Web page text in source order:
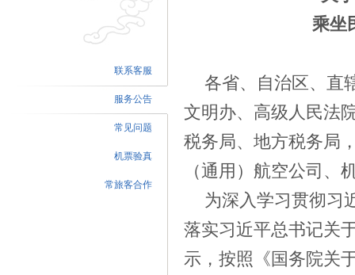
联系客服
服务公告
常见问题
机票验真
常旅客合作
乘坐
各省、自治区、直
文明办、高级人民法
税务局、地方税务局
（通用）航空公司、
为深入学习贯彻习
落实习近平总书记关
示，按照《国务院关